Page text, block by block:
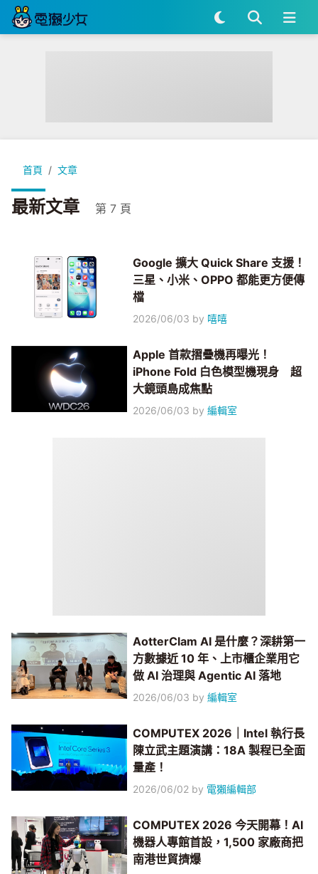
首頁 文章
最新文章 第 7 頁
Google 擴大 Quick Share 支援！
三星、小米、OPPO 都能更方便傳
檔
2026/06/03 by 嘻嘻
Apple 首款摺疊機再曝光！
iPhone Fold 白色模型機現身 超
大鏡頭島成焦點
2026/06/03 by編輯室
AotterClam AI 是什麼？深耕第一
方數據近 10 年、上市櫃企業用它
做 AI 治理與 Agentic AI 落地
2026/06/03 by編輯室
COMPUTEX 2026｜Intel 執行長
陳立武主題演講：18A 製程已全面
量產！
2026/06/02 by 電獺編輯部
COMPUTEX 2026 今天開幕！AI
機器人專館首設，1,500 家廠商把
南港世貿擠爆